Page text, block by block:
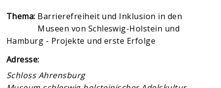
Thema: Barrierefreiheit und Inklusion in den
Museen von Schleswig-Holstein und
Hamburg - Projekte und erste Erfolge
Adresse:
Schloss Ahrensburg